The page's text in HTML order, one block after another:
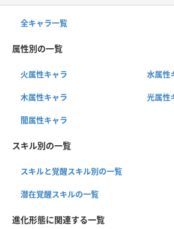
全キャラ一覧
属性別の一覧
火属性キャラ 水属性
木属性キャラ 光属性
闇属性キャラ
スキル別の一覧
スキルと覚醒スキル別の一覧
潜在覚醒スキルの一覧
進化形態に関連する一覧